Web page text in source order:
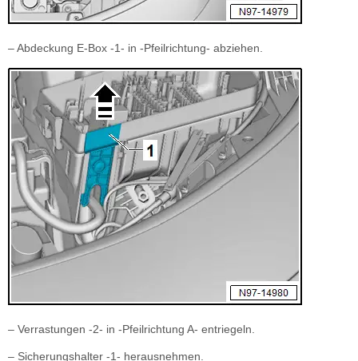
– Abdeckung E-Box -1- in -Pfeilrichtung- abziehen.
– Verrastungen -2- in -Pfeilrichtung A- entriegeln.
– Sicherungshalter -1- herausnehmen.